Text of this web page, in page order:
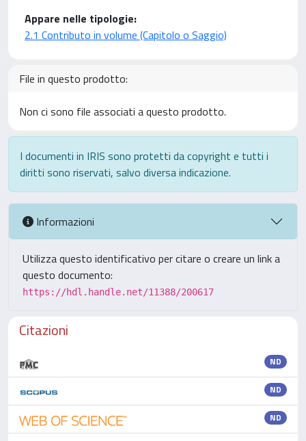
Appare nelle tipologie:
2.1 Contributo in volume (Capitolo o Saggio)
File in questo prodotto:
Non ci sono file associati a questo prodotto.
I documenti in IRIS sono protetti da copyright e tutti i
diritti sono riservati, salvo diversa indicazione.
Informazioni
Utilizza questo identificativo per citare o creare un link a
questo documento:
https://hdl.handle.net/11388/200617
Citazioni
ND
ND
ND